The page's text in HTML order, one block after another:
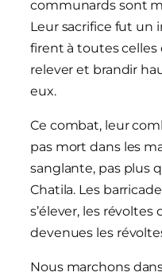
communards sont
Leur sacrifice fut un
firent à toutes
relever et brandir
eux.
Ce combat, leur
pas mort dans les
sanglante, pas plus
Chatila. Les
s’élever, les
devenues les
Nous marchons